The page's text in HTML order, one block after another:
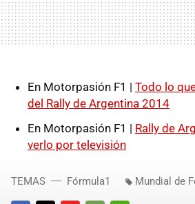
En Motorpasión F1 | Todo lo
del Rally de Argentina 2014
En Motorpasión F1 | Rally de
verlo por televisión
TEMAS Fórmula1 Mundial de